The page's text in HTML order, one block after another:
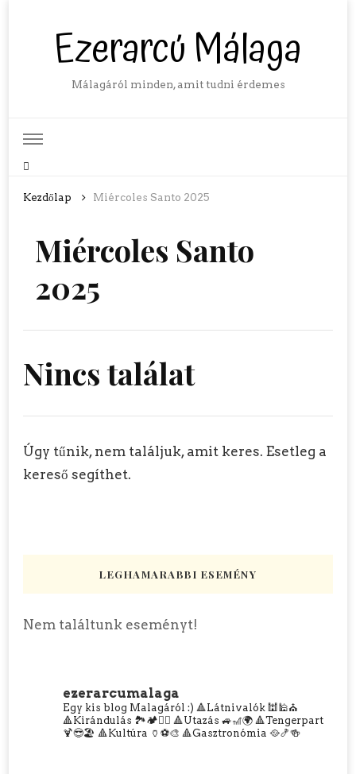
Ezerarcú Málaga
Málagáról minden, amit tudni érdemes
Kezdőlap Miércoles Santo 2025
Miércoles Santo
2025
Nincs találat
Úgy tűnik, nem találjuk, amit keres. Esetleg a
kereső segíthet.
LEGHAMARABBI ESEMÉNY
Nem találtunk eseményt!
ezerarcumalaga
Egy kis blog Malagáról :) 🔺Látnivalók 🕍🕌⛪
🔺Kirándulás 🏞️🏕️🧗‍♀️ 🔺Utazás 🚙🎢🌍 🔺Tengerpart
🍹😎🏖️ 🔺Kultúra 🏺⚽🎨 🔺Gasztronómia 🥘🍤🍻